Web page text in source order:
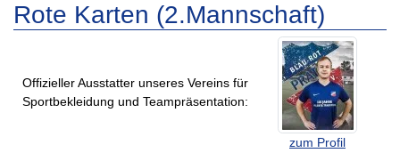
Rote Karten (2.Mannschaft)
zum Profil
Offizieller Ausstatter unseres Vereins für
Sportbekleidung und Teampräsentation: